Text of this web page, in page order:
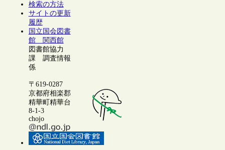
検索の方法
サイトの更新
履歴
国立国会図書
館 関西館
図書館協力
課 調査情報
係
〒619-0287
京都府相楽郡
精華町精華台
8-1-3
chojo